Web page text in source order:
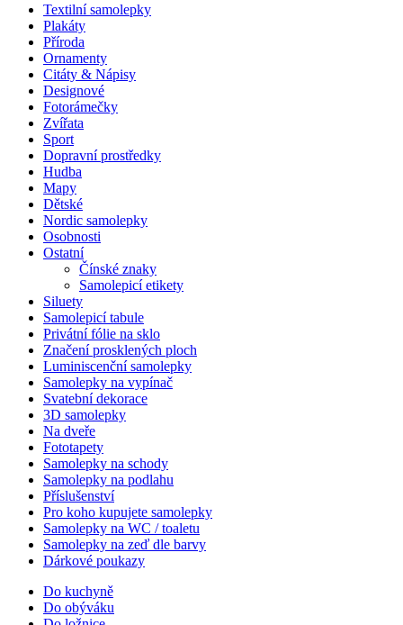
Textilní samolepky
Plakáty
Příroda
Ornamenty
Citáty & Nápisy
Designové
Fotorámečky
Zvířata
Sport
Dopravní prostředky
Hudba
Mapy
Dětské
Nordic samolepky
Osobnosti
Ostatní
Čínské znaky
Samolepicí etikety
Siluety
Samolepicí tabule
Privátní fólie na sklo
Značení prosklených ploch
Luminiscenční samolepky
Samolepky na vypínač
Svatební dekorace
3D samolepky
Na dveře
Fototapety
Samolepky na schody
Samolepky na podlahu
Příslušenství
Pro koho kupujete samolepky
Samolepky na WC / toaletu
Samolepky na zeď dle barvy
Dárkové poukazy
Do kuchyně
Do obýváku